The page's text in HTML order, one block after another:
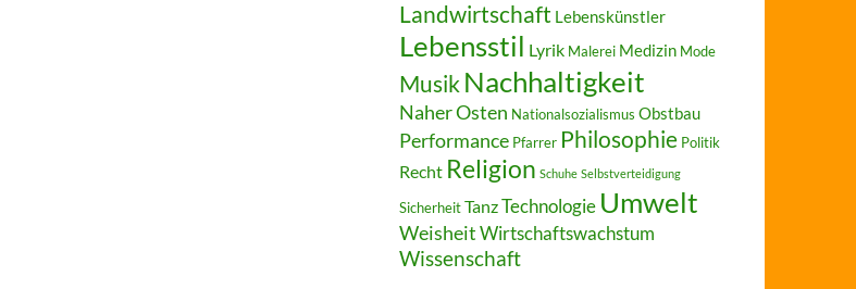
Landwirtschaft Lebenskünstler
Lebensstil Lyrik Malerei Medizin Mode
MusikNachhaltigkeit
Naher Osten Nationalsozialismus Obstbau
Performance Pfarrer Philosophie Politik
Recht Religion Schuhe Selbstverteidigung
SicherheitTanzTechnologie Umwelt
WeisheitWirtschaftswachstum
Wissenschaft